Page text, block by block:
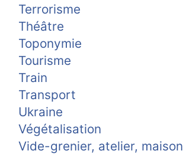
Terrorisme
Théâtre
Toponymie
Tourisme
Train
Transport
Ukraine
Végétalisation
Vide-grenier, atelier, maison